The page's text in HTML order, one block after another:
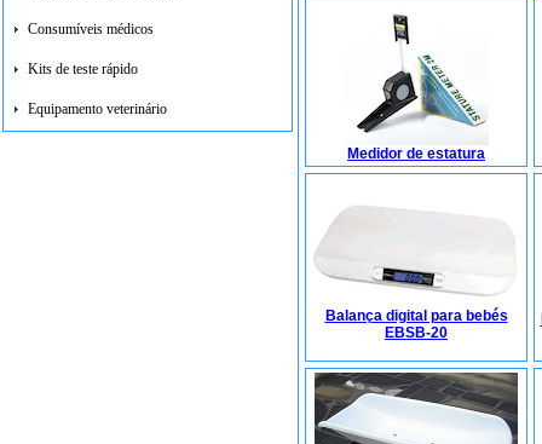
Consumíveis médicos
Kits de teste rápido
Equipamento veterinário
Medidor de estatura
Balança digital para bebés
EBSB-20